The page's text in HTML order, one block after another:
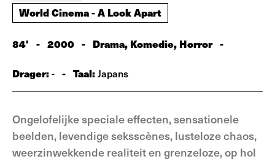
World Cinema - A Look Apart
84' - 2000 - Drama, Komedie, Horror -
Drager:- - Taal:Japans
Ongelofelijke speciale effecten, sensationele
beelden, levendige seksscènes, lusteloze chaos,
weerzinwekkende realiteit en grenzeloze, op hol